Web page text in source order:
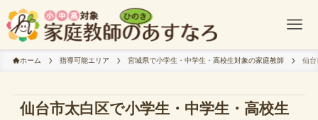
ホーム 指導可能エリア 宮城県で小学生・中学生・高校生対象の家庭教師 仙台
仙台市太白区で小学生・中学生・高校生